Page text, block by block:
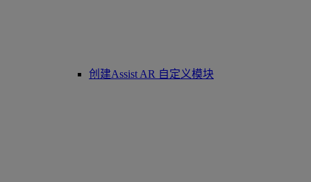
创建Assist AR 自定义模块